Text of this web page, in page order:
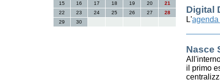
Digital
L'
Nasce
il primo
15
16 17 18 19 20
21
22
23 24 25 26 27
28
29
30